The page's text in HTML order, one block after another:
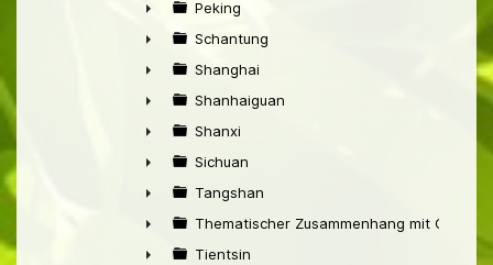
►
►
Peking
►
Schantung
►
Shanghai
►
Shanhaiguan
►
Shanxi
►
Sichuan
►
Tangshan
►
Thematischer Zusammenhang mit China
Tientsin